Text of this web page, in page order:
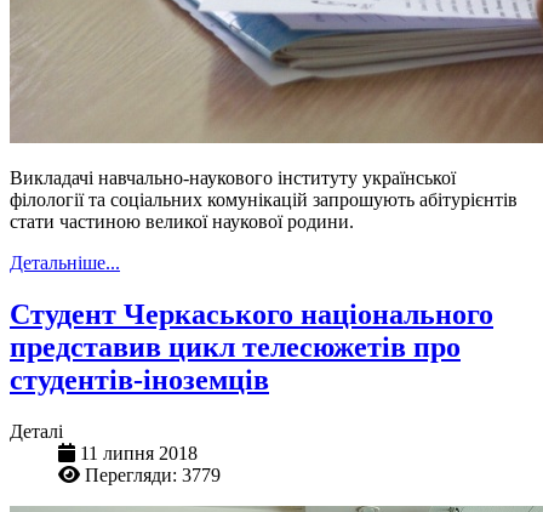
Викладачі навчально-наукового інституту української
філології та соціальних комунікацій запрошують абітурієнтів
стати частиною великої наукової родини.
Детальніше...
Студент Черкаського національного
представив цикл телесюжетів про
студентів-іноземців
Деталі
11 липня 2018
Перегляди: 3779